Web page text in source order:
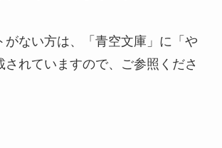
がない方は、「青空文庫」に「や
されていますので、ご参照くださ